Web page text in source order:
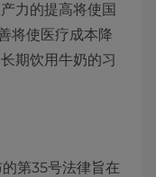
力的提高将使国
将使医疗成本降
期饮用牛奶的习
第35号法律旨在